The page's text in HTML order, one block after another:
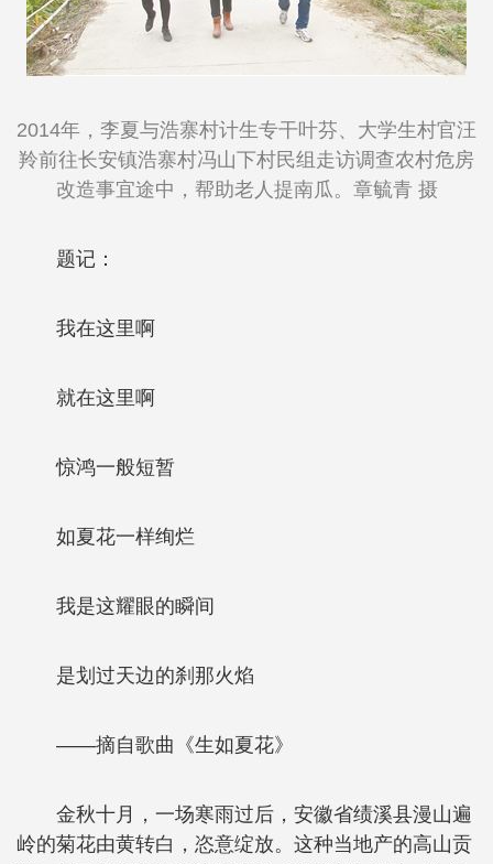
2014年，李夏与浩寨村计生专干叶芬、大学生村官汪
羚前往长安镇浩寨村冯山下村民组走访调查农村危房
改造事宜途中，帮助老人提南瓜。章毓青 摄
题记：
我在这里啊
就在这里啊
惊鸿一般短暂
如夏花一样绚烂
我是这耀眼的瞬间
是划过天边的刹那火焰
——摘自歌曲《生如夏花》
金秋十月，一场寒雨过后，安徽省绩溪县漫山遍
岭的菊花由黄转白，恣意绽放。这种当地产的高山贡